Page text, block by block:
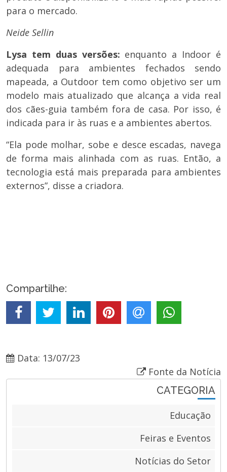
para o mercado.
Neide Sellin
Lysa tem duas versões: enquanto a Indoor é
adequada para ambientes fechados sendo
mapeada, a Outdoor tem como objetivo ser um
modelo mais atualizado que alcança a vida real
dos cães-guia também fora de casa. Por isso, é
indicada para ir às ruas e a ambientes abertos.
“Ela pode molhar, sobe e desce escadas, navega
de forma mais alinhada com as ruas. Então, a
tecnologia está mais preparada para ambientes
externos”, disse a criadora.
Compartilhe:
Data: 13/07/23
Fonte da Notícia
CATEGORIA
Educação
Feiras e Eventos
Notícias do Setor